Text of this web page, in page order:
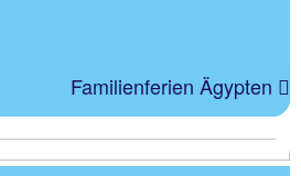
Familienferien Ägypten